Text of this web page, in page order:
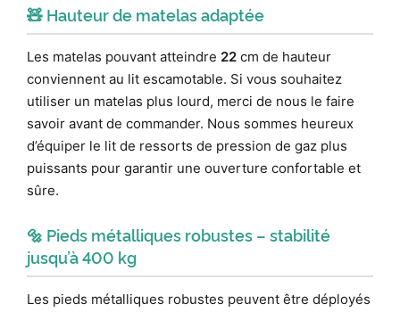
🧸 Hauteur de matelas adaptée
Les matelas pouvant atteindre 22 cm de hauteur
conviennent au lit escamotable. Si vous souhaitez
utiliser un matelas plus lourd, merci de nous le faire
savoir avant de commander. Nous sommes heureux
d’équiper le lit de ressorts de pression de gaz plus
puissants pour garantir une ouverture confortable et
sûre.
🔩 Pieds métalliques robustes – stabilité
jusqu’à 400 kg
Les pieds métalliques robustes peuvent être déployés